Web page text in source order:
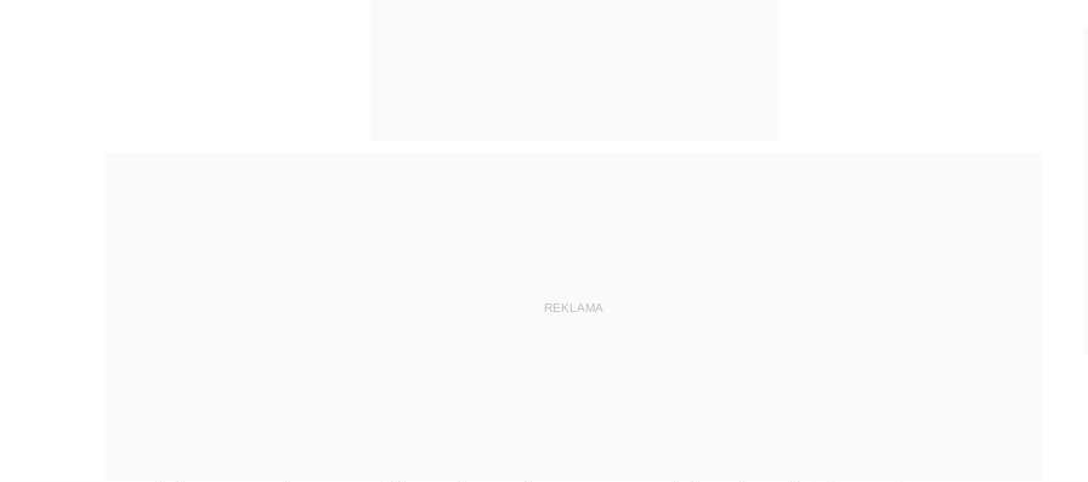
REKLAMA